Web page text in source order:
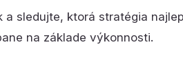
a sledujte, ktorá stratégia
na základe výkonnosti.